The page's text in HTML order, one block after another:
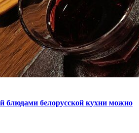
блюдами белорусской кухни можно